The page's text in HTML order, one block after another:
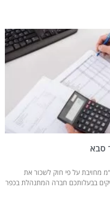
סבא
מחויבת על פי חוק לשכור את
בבעלותכם חברה המתנהלת בכפר